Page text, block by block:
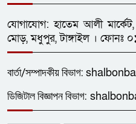
১৩
১৪
যোগাযোগ: হাতেম আলী
মোড়, মধুপুর, টাঙ্গাইল । ফোনঃ
বার্তা/সম্পাদকীয়বিভাগ:
ডিজিটাল বিজ্ঞাপন বিভাগ: